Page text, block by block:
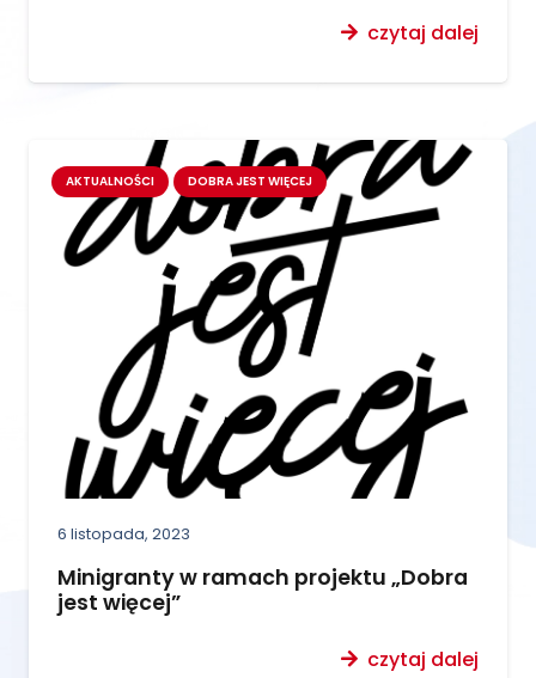
czytaj dalej
AKTUALNOŚCI DOBRA JEST WIĘCEJ
6 listopada, 2023
Minigranty w ramach projektu „Dobra
jest więcej”
czytaj dalej